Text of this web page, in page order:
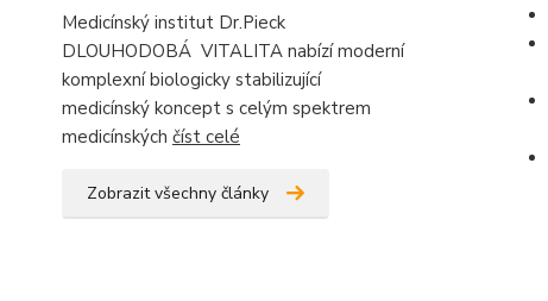
Medicínský institut Dr.Pieck
DLOUHODOBÁ VITALITA nabízí moderní
komplexní biologicky stabilizující
medicínský koncept s celým spektrem
medicínských číst celé
Zobrazit všechny články